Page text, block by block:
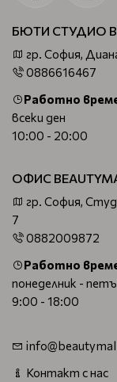
БЮТИ СТУДИО
гр. София,
0886616467
Работно
всеки ден
10:00 - 20:00
ОФИС
гр. София,
7
0882009872
Работно
понеделник -
9:00 - 18:00
Контакт с нас